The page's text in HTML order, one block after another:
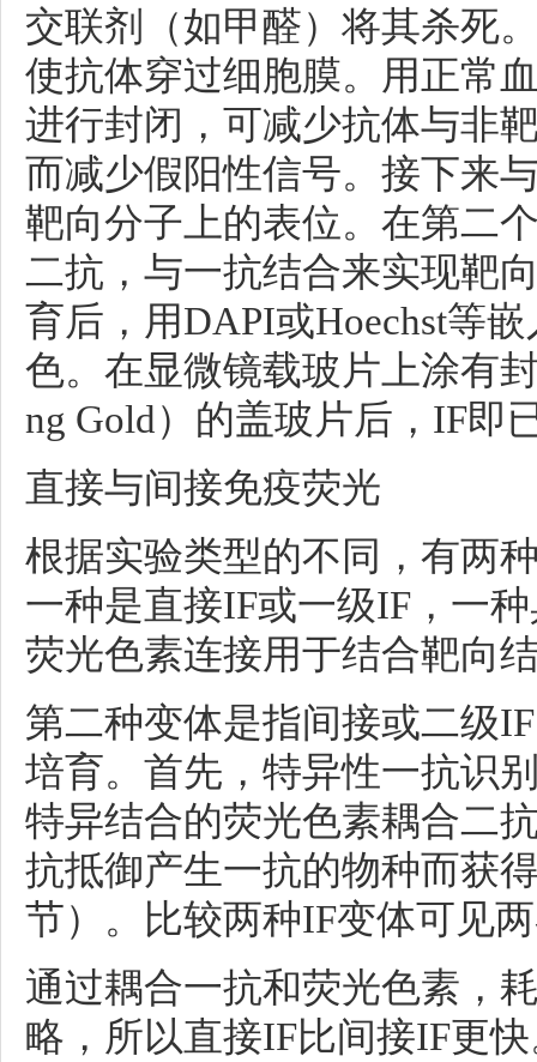
交联剂（如甲醛）将其杀死
使抗体穿过细胞膜。用正常
进行封闭，可减少抗体与非
而减少假阳性信号。接下来
靶向分子上的表位。在第二
二抗，与一抗结合来实现靶
育后，用DAPI或Hoechst等
色。在显微镜载玻片上涂有
ng Gold）的盖玻片后，IF即
直接与间接免疫荧光
根据实验类型的不同，有两
一种是直接IF或一级IF ，一
荧光色素连接用于结合靶向
第二种变体是指间接或二级IF
培育。首先，特异性一抗识
特异结合的荧光色素耦合二
抗抵御产生一抗的物种而获
节）。比较两种IF变体可见
通过耦合一抗和荧光色素，
略，所以直接IF比间接IF更快